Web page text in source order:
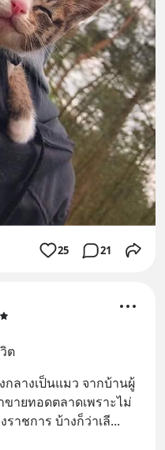
25 21
ต
ลางเป็นแมว จากบ้านผู้
ายทอดตลาดเพราะไม่
ราชการ บ้างก็ว่าเลี